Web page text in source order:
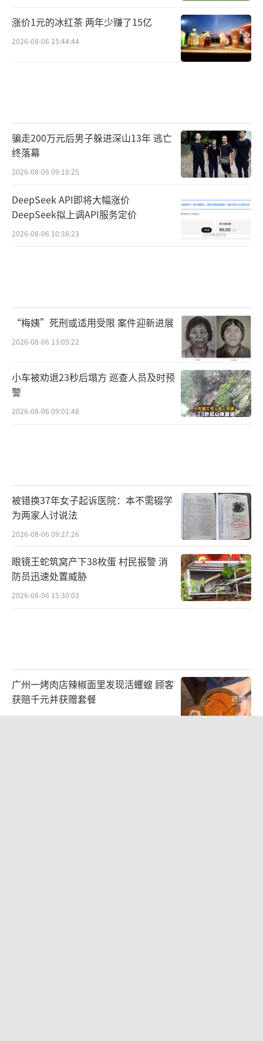
涨价1元的冰红茶 两年少赚了15亿
2026-08-06 15:44:44
骗走200万元后男子躲进深山13年 逃亡
终落幕
2026-08-06 09:18:25
DeepSeek API即将大幅涨价
DeepSeek拟上调API服务定价
2026-08-06 10:38:23
“梅姨”死刑或适用受限 案件迎新进展
2026-08-06 13:05:22
小车被劝退23秒后塌方 巡查人员及时预
警
2026-08-06 09:01:48
被错换37年女子起诉医院：本不需辍学
为两家人讨说法
2026-08-06 09:27:26
眼镜王蛇筑窝产下38枚蛋 村民报警 消
防员迅速处置威胁
2026-08-06 15:30:03
广州一烤肉店辣椒面里发现活蠼螋 顾客
获赔千元并获赠套餐
2026-08-05 17:13:34